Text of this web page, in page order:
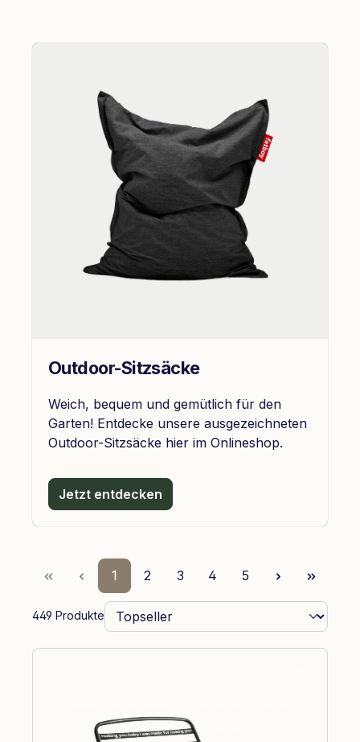
Outdoor-Sitzsäcke
Weich, bequem und gemütlich für den
Garten! Entdecke unsere ausgezeichneten
Outdoor-Sitzsäcke hier im Onlineshop.
Jetzt entdecken
Seite
1 Seite
2 Seite
3 Seite
4 Seite
5
449 Produkte